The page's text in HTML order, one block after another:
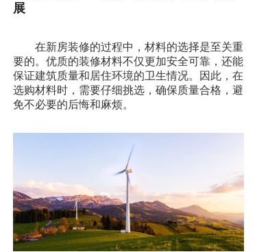
展
在新房装修的过程中，材料的选择是至关重
要的。优质的装修材料不仅更加安全可靠，还能
保证建筑质量和居住环境的卫生情况。因此，在
选购材料时，需要仔细挑选，确保质量合格，避
免不必要的后悔和麻烦。